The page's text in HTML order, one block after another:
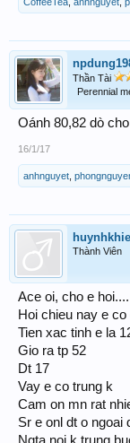
Thần Tài
Perennial
Oánh 80,82 dò
16/1/17
anhnguyet
Thành Viên
Ace oi, cho e hoi....
Hoi chieu nay e
Tien xac tinh e la
Gio ra tp 52
Dt 17
Vay e co trung k
Cam on mn rat
Sr e onl dt o ngoai